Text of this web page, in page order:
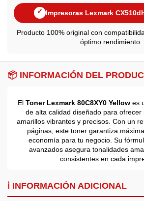
✓ Impresoras Lexmark
Producto 100% original con
óptimo rendimiento
📦 INFORMACIÓN DEL
El Toner Lexmark 80C8XY0 Yellowes
de alta calidad diseñado para ofrecer
amarillos vibrantes y precisos. Con un
páginas, este toner garantiza
economía para tu negocio. Su
avanzados asegura tonalidades
consistentes en cada
ℹ️ INFORMACIÓN ADICIONAL